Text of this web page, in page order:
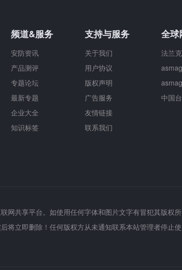
频道&服务
安防资讯
产品测评
专题论坛
最新专题
企业大全
知识标签
支持与服务
关于我们
用户协议
版权声明
广告服务
友情链接
联系我们
全球
法兰
中国
网共享平台。如使用任何字体和图片文字有冒犯其版权
将立即删除！任何版权方从未通知联系本站管理者停止